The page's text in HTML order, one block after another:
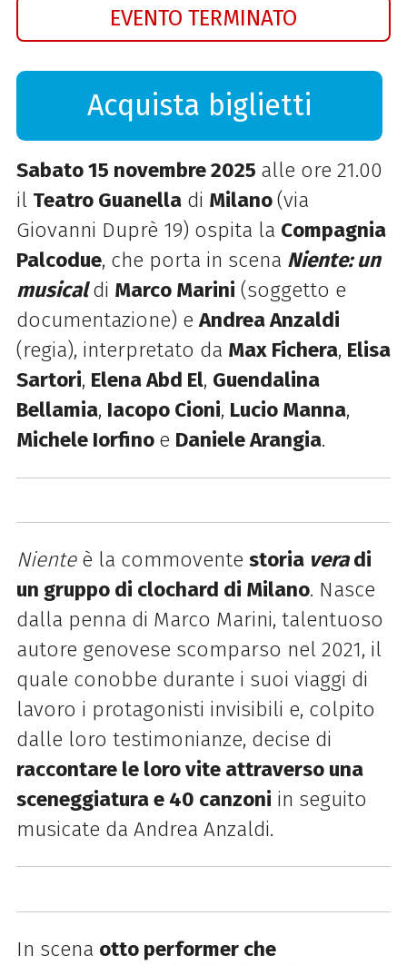
EVENTO TERMINATO
Acquista biglietti
Sabato 15 novembre 2025 alle ore 21.00
il Teatro Guanelladi Milano(via
Giovanni Duprè 19) ospita la Compagnia
Palcodue, che porta in scena Niente: un
musicaldi Marco Marini (soggetto e
documentazione) eAndrea Anzaldi
(regia), interpretato da Max Fichera, Elisa
Sartori, Elena Abd El, Guendalina
Bellamia, Iacopo Cioni, Lucio Manna,
Michele Iorfino e Daniele Arangia.
Niente è la commovente storia veradi
un gruppo di clochard di Milano. Nasce
dalla penna di Marco Marini, talentuoso
autore genovese scomparso nel 2021, il
quale conobbe durante i suoi viaggi di
lavoro i protagonisti invisibili e, colpito
dalle loro testimonianze, decise di
raccontare le loro vite attraverso una
sceneggiatura e 40 canzoni in seguito
musicate da Andrea Anzaldi.
In scena otto performer che